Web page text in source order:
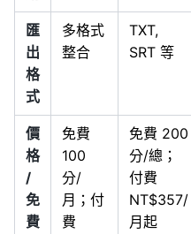
匯
出
格
式
多格式
整合
TXT,
SRT 等
價
格
/
免
費
免費
100
分/
月；付
費
免費 200
分/總；
付費
NT$357/
月起